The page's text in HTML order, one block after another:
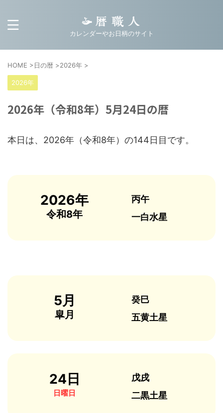
カレンダーやお日柄のサイト
HOME >日の暦 >2026年 >
2026年
2026年（令和8年）5月24日の暦
本日は、2026年（令和8年）の144日目です。
2026年
令和8年
丙午
一白水星
5月
皐月
癸巳
五黄土星
24日
日曜日
戊戌
二黒土星